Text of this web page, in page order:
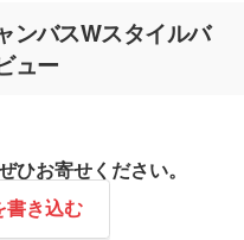
ンバスWスタイルバ
ュー
ひお寄せください。
書き込む